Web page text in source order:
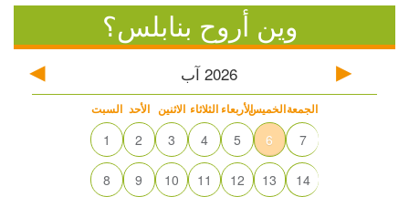
وين أروح بنابلس؟
2026 آب
السبت الأحد الاثنين الثلاثاء الأربعاءالخميسالجمعة
1 2 3 4 5 6 7
8 9 10 11 12 13 14